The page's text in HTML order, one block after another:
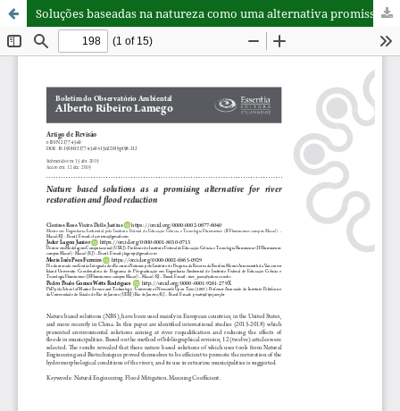
Soluções baseadas na natureza como uma alternativa promissora para a restauração fluvial e a redução de inundações